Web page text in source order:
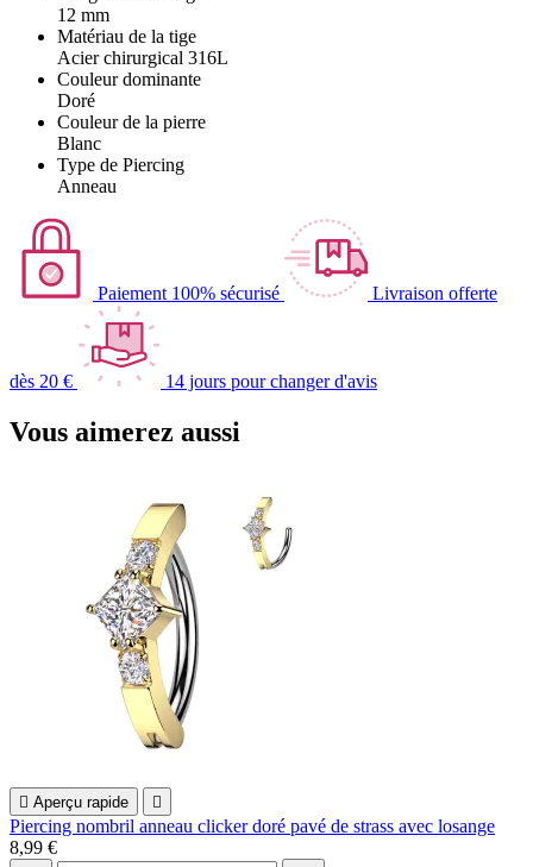
12 mm
Matériau de la tige
Acier chirurgical 316L
Couleur dominante
Doré
Couleur de la pierre
Blanc
Type de Piercing
Anneau
Paiement 100% sécurisé Livraison offerte
dès 20 € 14 jours pour changer d'avis
Vous aimerez aussi
 Aperçu rapide 
Piercing nombril anneau clicker doré pavé de strass avec losange
8,99 €